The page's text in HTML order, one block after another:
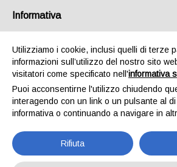
Home Interni Airbag sedile
BMW X5
L'azienda Resta Chiusa Dal 5.08 Al
Ordine Verrà Accettato Ma La
Informativa
Utilizziamo i cookie, inclusi quelli di terze
informazioni sull’utilizzo del nostro sito
visitatori come specificato nell'informativa
Puoi acconsentirne l'utilizzo chiudendo
interagendo con un link o un pulsante al
informativa o continuando a navigare in
Rifiuta